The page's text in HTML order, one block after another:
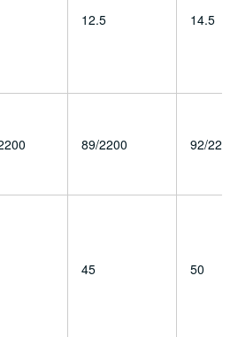
12.5 14.5
89/2200 92/2200
45 50